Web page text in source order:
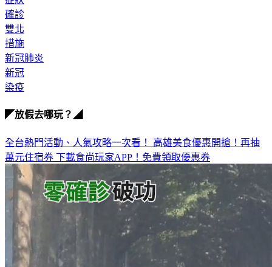
確診
雙北
措施
新冠肺炎
新冠
染疫
◤放假去哪玩？◢
全台熱門活動、人氣攻略一次看！ 高雄美食優惠開搶！再抽
萬元住宿券 下載食尚玩家APP！免費領取優惠券